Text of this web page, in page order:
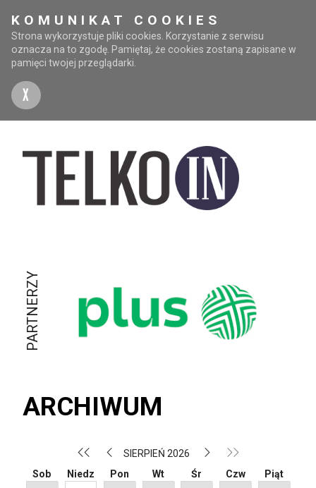
KOMUNIKAT COOKIES
Strona wykorzystuje pliki cookies. Korzystanie z serwisu
oznacza na to zgodę. Pamiętaj, że cookies zostaną zapisane w
pamięci twojej przeglądarki.
X
PARTNERZY
ARCHIWUM
SIERPIEŃ 2026
Sob
Niedz Pon Wt Śr Czw Piąt